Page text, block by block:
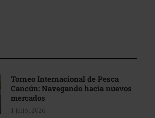
Torneo Internacional de Pesca
Cancún: Navegando hacia nuevos
mercados
1 julio, 2026